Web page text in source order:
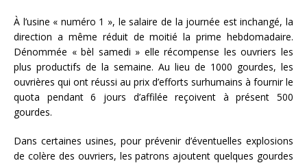
À l’usine « numéro 1 », le salaire de la journée est inchangé, la
direction a même réduit de moitié la prime hebdomadaire.
Dénommée « bèl samedi » elle récompense les ouvriers les
plus productifs de la semaine. Au lieu de 1000 gourdes, les
ouvrières qui ont réussi au prix d’efforts surhumains à fournir le
quota pendant 6 jours d’affilée reçoivent à présent 500
gourdes.
Dans certaines usines, pour prévenir d’éventuelles explosions
de colère des ouvriers, les patrons ajoutent quelques gourdes